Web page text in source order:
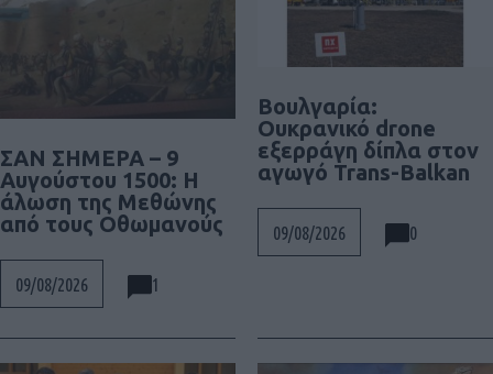
ΣΑΝ ΣΗΜΕΡΑ – 9
Αυγούστου 1500: Η
άλωση της Μεθώνης
από τους Οθωμανούς
09/08/2026 1
Βουλγαρία:
Ουκρανικό drone
εξερράγη δίπλα στον
αγωγό Trans-Balkan
09/08/2026 0